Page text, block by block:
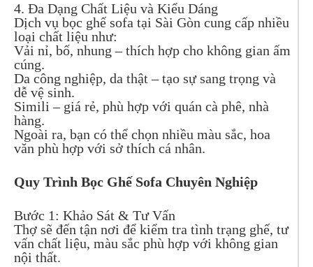
4. Đa Dạng Chất Liệu và Kiểu Dáng
Dịch vụ bọc ghế sofa tại Sài Gòn cung cấp nhiều
loại chất liệu như:
Vải nỉ, bố, nhung – thích hợp cho không gian ấm
cúng.
Da công nghiệp, da thật – tạo sự sang trọng và
dễ vệ sinh.
Simili – giá rẻ, phù hợp với quán cà phê, nhà
hàng.
Ngoài ra, bạn có thể chọn nhiều màu sắc, hoa
văn phù hợp với sở thích cá nhân.
Quy Trình Bọc Ghế Sofa Chuyên Nghiệp
Bước 1: Khảo Sát & Tư Vấn
Thợ sẽ đến tận nơi để kiểm tra tình trạng ghế, tư
vấn chất liệu, màu sắc phù hợp với không gian
nội thất.